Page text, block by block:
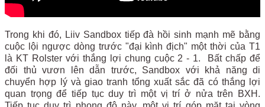
Trong khi đó, Liiv Sandbox tiếp đà hồi sinh mạnh mẽ bằng
cuộc lội ngược dòng trước "đại kình địch" một thời của T1
là KT Rolster với thắng lợi chung cuộc 2 - 1. Bất chấp để
đối thủ vươn lên dẫn trước, Sandbox với khả năng di
chuyển hợp lý và giao tranh tổng xuất sắc đã có thắng lợi
quan trọng để tiếp tục duy trì một vị trí ở nửa trên BXH.